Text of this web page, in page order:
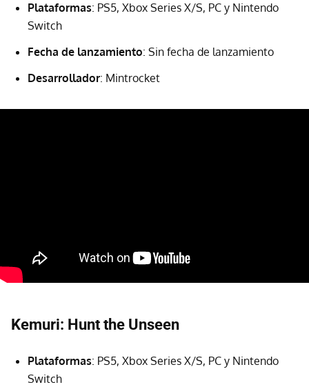
Plataformas: PS5, Xbox Series X/S, PC y Nintendo
Switch
Fecha de lanzamiento: Sin fecha de lanzamiento
Desarrollador: Mintrocket
Kemuri: Hunt the Unseen
Plataformas: PS5, Xbox Series X/S, PC y Nintendo
Switch